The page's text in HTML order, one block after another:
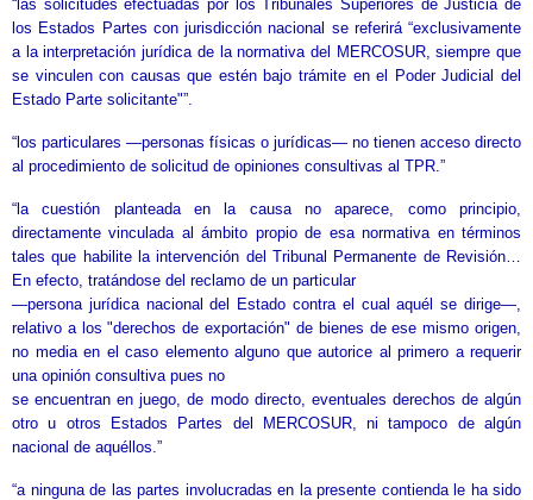
“las solicitudes efectuadas por los Tribunales Superiores de Justicia de
los Estados Partes con jurisdicción nacional se referirá “exclusivamente
a la interpretación jurídica de la normativa del MERCOSUR, siempre que
se vinculen con causas que estén bajo trámite en el Poder Judicial del
Estado Parte solicitante"”.
“los particulares —personas físicas o jurídicas— no tienen acceso directo
al procedimiento de solicitud de opiniones consultivas al TPR.”
“la cuestión planteada en la causa no aparece, como principio,
directamente vinculada al ámbito propio de esa normativa en términos
tales que habilite la intervención del Tribunal Permanente de Revisión…
En efecto, tratándose del reclamo de un particular
—persona jurídica nacional del Estado contra el cual aquél se dirige—,
relativo a los "derechos de exportación" de bienes de ese mismo origen,
no media en el caso elemento alguno que autorice al primero a requerir
una opinión consultiva pues no
se encuentran en juego, de modo directo, eventuales derechos de algún
otro u otros Estados Partes del MERCOSUR, ni tampoco de algún
nacional de aquéllos.”
“a ninguna de las partes involucradas en la presente contienda le ha sido